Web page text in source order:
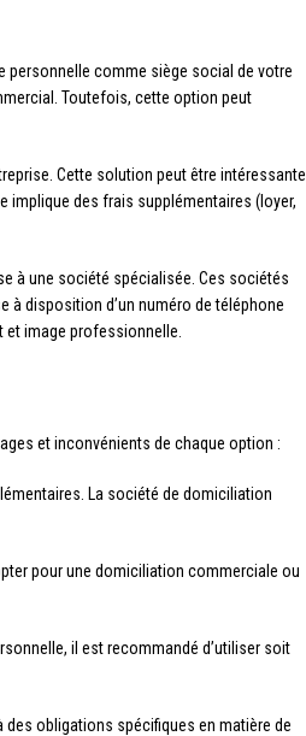
personnelle comme siège social de votre
Toutefois, cette option peut
Cette solution peut être intéressante
implique des frais supplémentaires (loyer,
à une société spécialisée. Ces sociétés
à disposition d’un numéro de téléphone
image professionnelle.
et inconvénients de chaque option :
La société de domiciliation
pour une domiciliation commerciale ou
il est recommandé d’utiliser soit
obligations spécifiques en matière de